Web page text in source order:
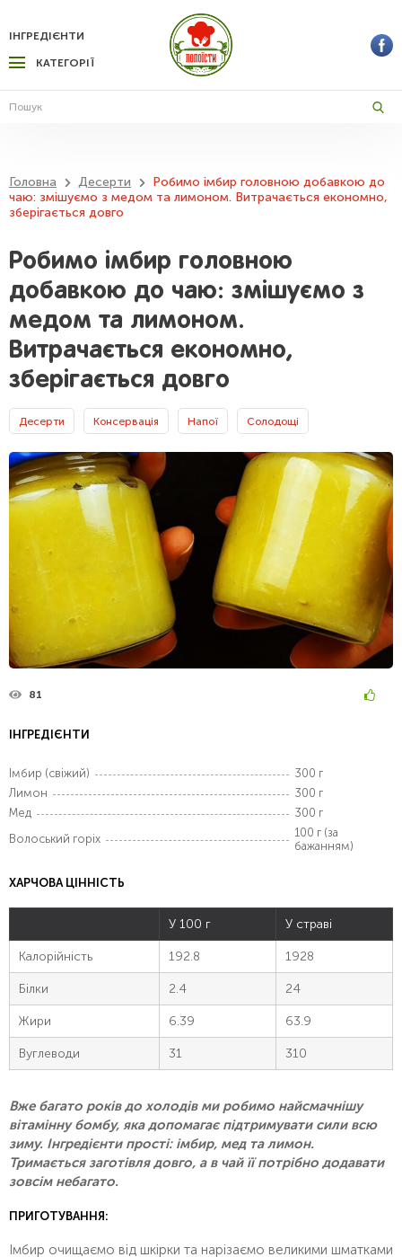
КАТЕГОРІЇ
ІНГРЕДІЄНТИ
Головна Десерти
Робимо імбир головною добавкою до
чаю: змішуємо з медом та лимоном. Витрачається економно,
зберігається довго
Робимо імбир головною
добавкою до чаю: змішуємо з
медом та лимоном.
Витрачається економно,
зберігається довго
Десерти Консервація Напої Солодощі
81
ІНГРЕДІЄНТИ
Імбир (свіжий)
300 г
Лимон
300 г
Мед
300 г
Волоський горіх
100 г (за
бажанням)
ХАРЧОВА ЦІННІСТЬ
У 100 г У страві
Калорійність 192.8 1928
Білки 2.4 24
Жири 6.39 63.9
Вуглеводи 31 310
Вже багато років до холодів ми робимо найсмачнішу
вітамінну бомбу, яка допомагає підтримувати сили всю
зиму. Інгредієнти прості: імбир, мед та лимон.
Тримається заготівля довго, а в чай її потрібно додавати
зовсім небагато.
ПРИГОТУВАННЯ:
Імбир очищаємо від шкірки та нарізаємо великими шматками